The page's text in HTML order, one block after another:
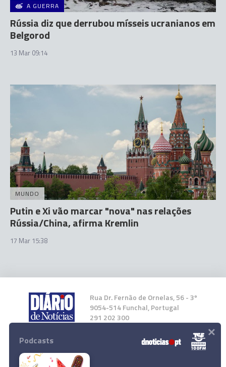
A GUERRA
Rússia diz que derrubou mísseis ucranianos em
Belgorod
13 Mar 09:14
MUNDO
Putin e Xi vão marcar "nova" nas relações
Rússia/China, afirma Kremlin
17 Mar 15:38
Rua Dr. Fernão de Ornelas, 56 - 3º
9054-514 Funchal, Portugal
291 202 300
Instale a nossa App
Podcasts ×